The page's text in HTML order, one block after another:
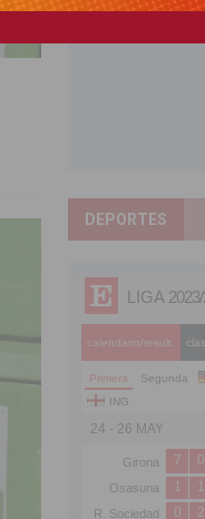
DEPORTES